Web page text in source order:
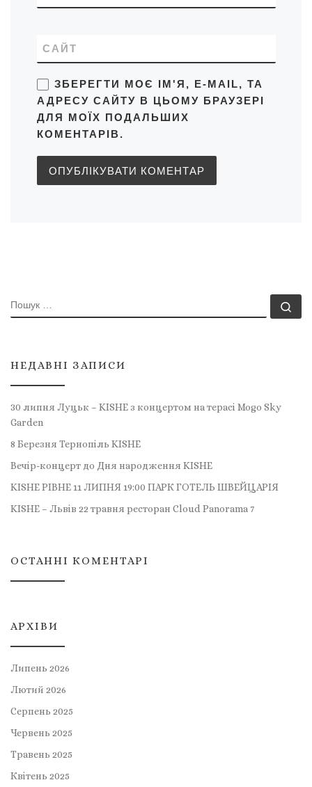
САЙТ
ЗБЕРЕГТИ МОЄ ІМ'Я, E-MAIL, ТА
АДРЕСУ САЙТУ В ЦЬОМУ БРАУЗЕРІ
ДЛЯ МОЇХ ПОДАЛЬШИХ
КОМЕНТАРІВ.
ПОШУК
НЕДАВНІ ЗАПИСИ
30 липня Луцьк – KISHE з концертом на терасі Mogo Sky
Garden
8 Березня Тернопіль KISHE
Вечір-концерт до Дня народження KISHE
KISHE РІВНЕ 11 ЛИПНЯ 19:00 ПАРК ГОТЕЛЬ ШВЕЙЦАРІЯ
KISHE – Львів 22 травня ресторан Cloud Panorama 7
ОСТАННІ КОМЕНТАРІ
АРХІВИ
Липень 2026
Лютий 2026
Серпень 2025
Червень 2025
Травень 2025
Квітень 2025